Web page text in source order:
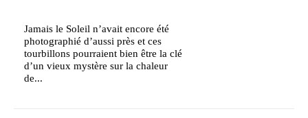
Jamais le Soleil n’avait encore été
photographié d’aussi près et ces
tourbillons pourraient bien être la clé
d’un vieux mystère sur la chaleur
de...